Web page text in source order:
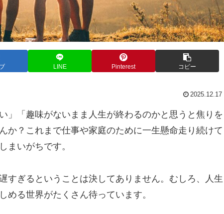
LINE Pinterest コピー
2025.12.17
」「趣味がないまま人生が終わるのかと思うと焦りを
？これまで仕事や家庭のために一生懸命走り続けて
まいがちです。
すぎるということは決してありません。むしろ、人生
める世界がたくさん待っています。